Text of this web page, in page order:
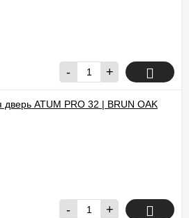
- +
ATUM PRO 32 | BRUN OAK
- +